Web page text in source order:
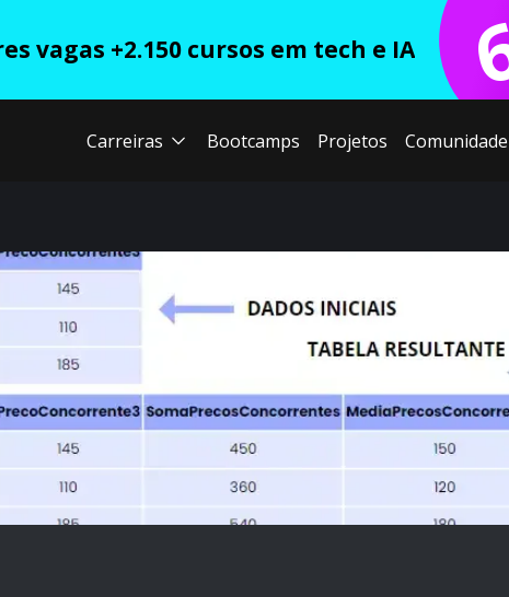
vagas +2.150 cursos em tech e IA
Carreiras Bootcamps Projetos Comunidade